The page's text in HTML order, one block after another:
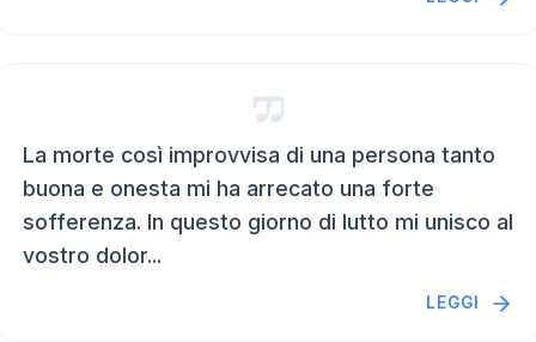
La morte così improvvisa di una persona tanto
buona e onesta mi ha arrecato una forte
sofferenza. In questo giorno di lutto mi unisco al
vostro dolor...
LEGGI